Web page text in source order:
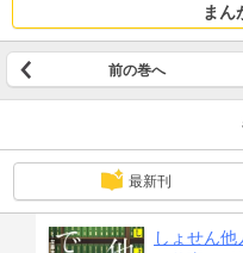
まん
前の巻へ
最新刊
しょせん